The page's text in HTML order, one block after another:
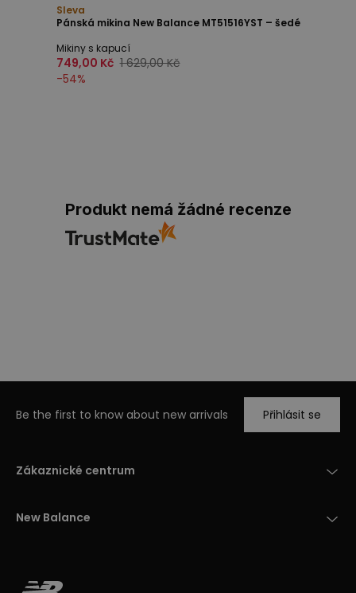
Sleva
Pánská mikina New Balance MT51516YST – šedé
Mikiny s kapucí
749,00 Kč 1 629,00 Kč
-54%
Produkt nemá žádné recenze
Be the first to know about new arrivals Přihlásit se
Zákaznické centrum
New Balance